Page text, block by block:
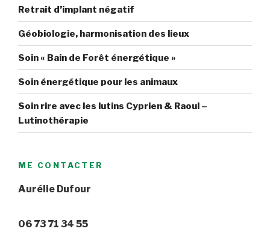
Retrait d’implant négatif
Géobiologie, harmonisation des lieux
Soin « Bain de Forêt énergétique »
Soin énergétique pour les animaux
Soin rire avec les lutins Cyprien & Raoul –
Lutinothérapie
ME CONTACTER
Aurélie Dufour
06 73 71 34 55